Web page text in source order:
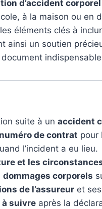
d’accident corporel
à la maison ou
éléments clés à
ainsi un soutien
suite à un accident
numéro de contrat pour
l’incident a eu lieu.
et les
dommages corporels
de l’assureuret ses
suivreaprès la